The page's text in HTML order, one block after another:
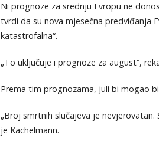
Ni prognoze za srednju Evropu ne
tvrdi da su nova mjesečna predviđanja
katastrofalna“.
„To uključuje i prognoze za august“,
Prema tim prognozama, juli bi mogao
„Broj smrtnih slučajeva je
je Kachelmann.